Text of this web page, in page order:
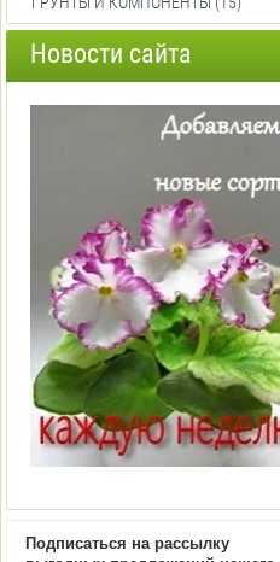
Новости сайта
Подписаться на рассылку